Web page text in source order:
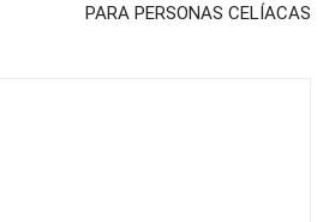
PARA PERSONAS CELÍACAS